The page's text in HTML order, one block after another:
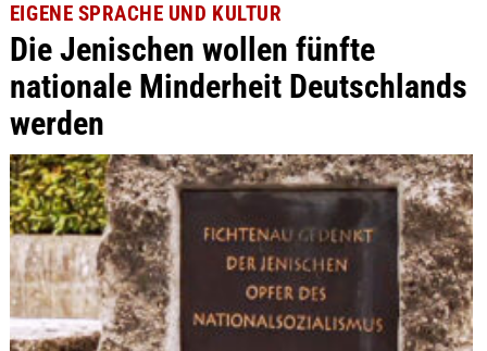
EIGENE SPRACHE UND KULTUR
Die Jenischen wollen fünfte
nationale Minderheit Deutschlands
werden